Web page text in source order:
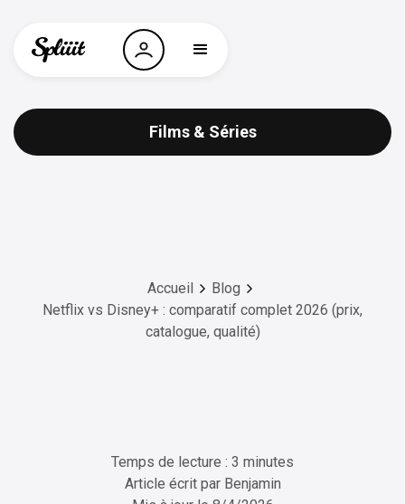
Films & Séries
Accueil
Blog
Netflix vs Disney+ : comparatif complet 2026 (prix,
catalogue, qualité)
Temps de lecture : 3 minutes
Article écrit par Benjamin